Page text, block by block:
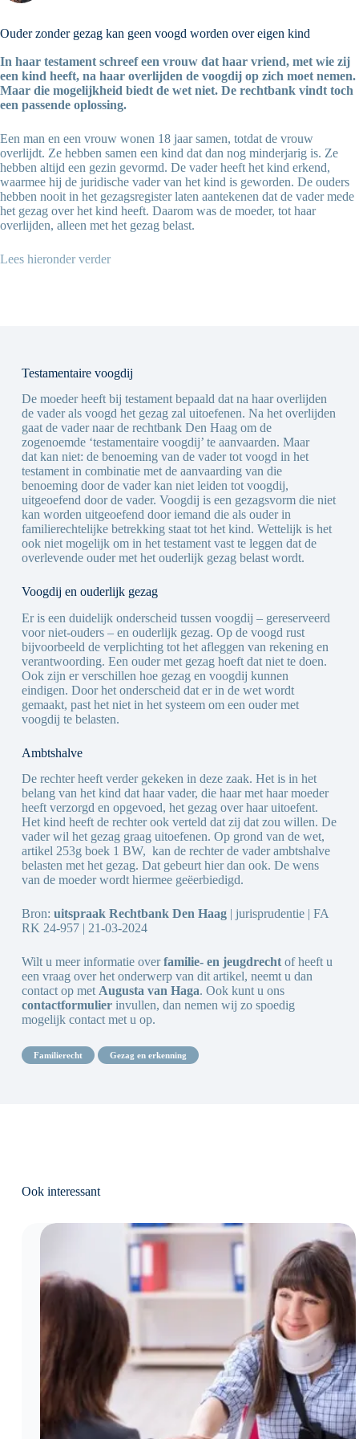
Ouder zonder gezag kan geen voogd worden over eigen kind
In haar testament schreef een vrouw dat haar vriend, met wie zij
een kind heeft, na haar overlijden de voogdij op zich moet nemen.
Maar die mogelijkheid biedt de wet niet. De rechtbank vindt toch
een passende oplossing.
Een man en een vrouw wonen 18 jaar samen, totdat de vrouw
overlijdt. Ze hebben samen een kind dat dan nog minderjarig is. Ze
hebben altijd een gezin gevormd. De vader heeft het kind erkend,
waarmee hij de juridische vader van het kind is geworden. De ouders
hebben nooit in het gezagsregister laten aantekenen dat de vader mede
het gezag over het kind heeft. Daarom was de moeder, tot haar
overlijden, alleen met het gezag belast.
Lees hieronder verder
Testamentaire voogdij
De moeder heeft bij testament bepaald dat na haar overlijden
de vader als voogd het gezag zal uitoefenen. Na het overlijden
gaat de vader naar de rechtbank Den Haag om de
zogenoemde ‘testamentaire voogdij’ te aanvaarden. Maar
dat kan niet: de benoeming van de vader tot voogd in het
testament in combinatie met de aanvaarding van die
benoeming door de vader kan niet leiden tot voogdij,
uitgeoefend door de vader. Voogdij is een gezagsvorm die niet
kan worden uitgeoefend door iemand die als ouder in
familierechtelijke betrekking staat tot het kind. Wettelijk is het
ook niet mogelijk om in het testament vast te leggen dat de
overlevende ouder met het ouderlijk gezag belast wordt.
Voogdij en ouderlijk gezag
Er is een duidelijk onderscheid tussen voogdij – gereserveerd
voor niet-ouders – en ouderlijk gezag. Op de voogd rust
bijvoorbeeld de verplichting tot het afleggen van rekening en
verantwoording. Een ouder met gezag hoeft dat niet te doen.
Ook zijn er verschillen hoe gezag en voogdij kunnen
eindigen. Door het onderscheid dat er in de wet wordt
gemaakt, past het niet in het systeem om een ouder met
voogdij te belasten.
Ambtshalve
De rechter heeft verder gekeken in deze zaak. Het is in het
belang van het kind dat haar vader, die haar met haar moeder
heeft verzorgd en opgevoed, het gezag over haar uitoefent.
Het kind heeft de rechter ook verteld dat zij dat zou willen. De
vader wil het gezag graag uitoefenen. Op grond van de wet,
artikel 253g boek 1 BW, kan de rechter de vader ambtshalve
belasten met het gezag. Dat gebeurt hier dan ook. De wens
van de moeder wordt hiermee geëerbiedigd.
Bron: uitspraak Rechtbank Den Haag| jurisprudentie | FA
RK 24-957 | 21-03-2024
Wilt u meer informatie overfamilie- en jeugdrechtof heeft u
een vraag over het onderwerp van dit artikel, neemt u dan
contact op met Augusta van Haga. Ook kunt u ons
contactformulierinvullen, dan nemen wij zo spoedig
mogelijk contact met u op.
familierecht gezag en erkenning
Ook interessant